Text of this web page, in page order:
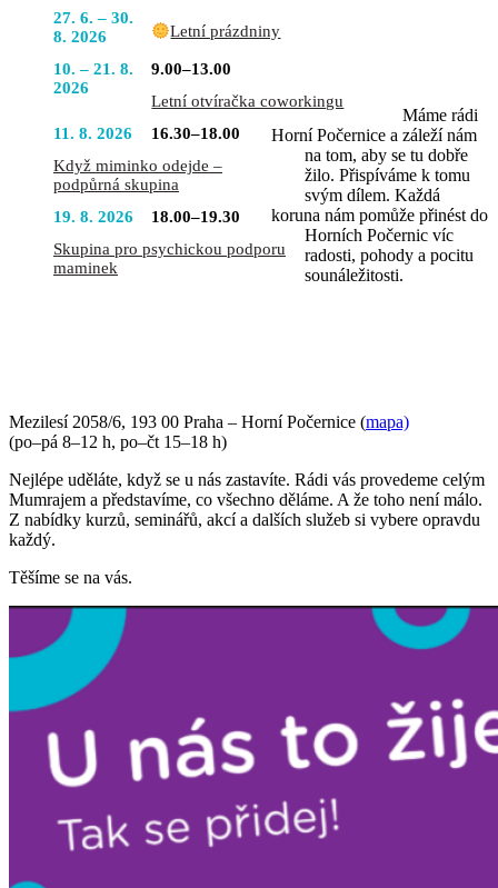
27. 6. – 30.
8. 2026
Letní prázdniny
10. – 21. 8.
2026
9.00–13.00
Letní otvíračka coworkingu
11. 8. 2026
16.30–18.00
Když miminko odejde –
podpůrná skupina
19. 8. 2026
18.00–19.30
Skupina pro psychickou podporu
maminek
Máme rádi
Horní Počernice a záleží nám
na tom, aby se tu dobře
žilo. Přispíváme k tomu
svým dílem. Každá
koruna nám pomůže přinést do
Horních Počernic víc
radosti, pohody a pocitu
sounáležitosti.
Mezilesí 2058/6, 193 00 Praha – Horní Počernice (mapa)
(po–pá 8–12 h, po–čt 15–18 h)
Nejlépe uděláte, když se u nás zastavíte. Rádi vás provedeme celým
Mumrajem a představíme, co všechno děláme. A že toho není málo.
Z nabídky kurzů, seminářů, akcí a dalších služeb si vybere opravdu
každý.
Těšíme se na vás.